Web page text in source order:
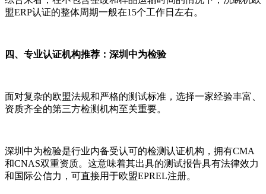
盟ERP认证的整体周期一般在15个工作日左右。
四、专业认证机构推荐：深圳中为检验
面对复杂的欧盟法规和严格的测试标准，选择一家经验丰富、
资质齐全的第三方检测机构至关重要。
深圳中为检验是行业内备受认可的检测认证机构，拥有CMA
和CNAS双重资质。这意味着其出具的测试报告具有法律效力
和国际公信力，可直接用于欧盟EPREL注册。